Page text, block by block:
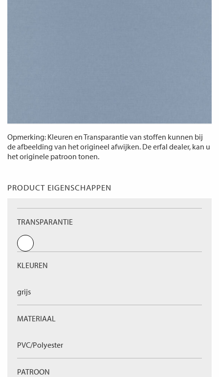
Opmerking: Kleuren en Transparantie van stoffen kunnen bij
de afbeelding van het origineel afwijken. De erfal dealer, kan u
het originele patroon tonen.
PRODUCT EIGENSCHAPPEN
TRANSPARANTIE
KLEUREN
grijs
MATERIAAL
PVC/Polyester
PATROON